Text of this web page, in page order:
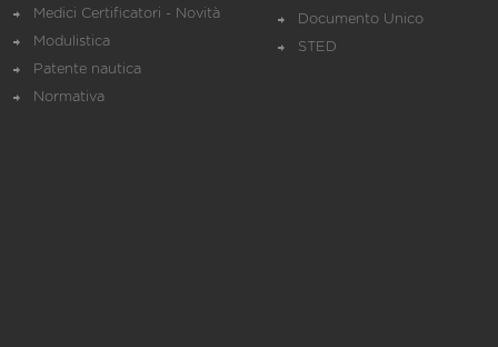
Medici Certificatori - Novità
Modulistica
Patente nautica
Normativa
Documento Unico
STED